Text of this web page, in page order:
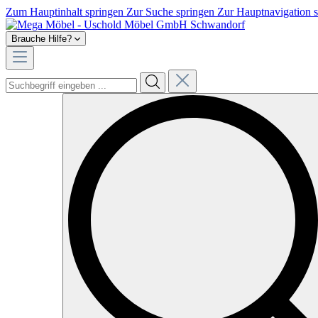
Zum Hauptinhalt springen Zur Suche springen Zur Hauptnavigation
Brauche Hilfe?